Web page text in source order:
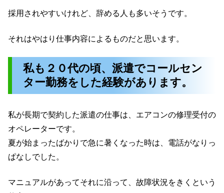
採用されやすいけれど、辞める人も多いそうです。
それはやはり仕事内容によるものだと思います。
私も２０代の頃、派遣でコールセン
ター勤務をした経験があります。
私が長期で契約した派遣の仕事は、エアコンの修理受付の
オペレーターです。
夏が始まったばかりで急に暑くなった時は、電話がなりっ
ぱなしでした。
マニュアルがあってそれに沿って、故障状況をきくという